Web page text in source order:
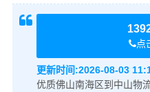
点
更新时间:2026-08-03
优质佛山南海区到中山物